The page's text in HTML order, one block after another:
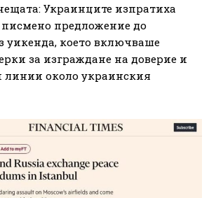
Украинците изпратиха
писмено предложение до
уикенда, което включваше
за изграждане на доверие и
линии около украинския